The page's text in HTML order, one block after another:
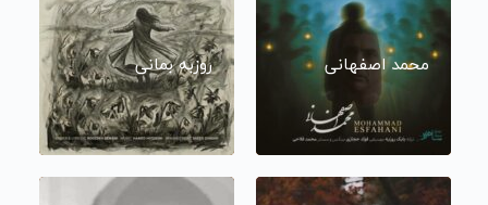
محمد اصفهانی روزبه بمانی